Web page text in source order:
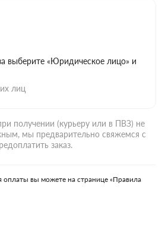
выберите «Юридическое лицо» и
лиц
получении (курьеру или в ПВЗ) не
мы предварительно свяжемся с
заказ.
оплаты вы можете на странице «Правила